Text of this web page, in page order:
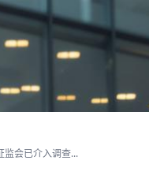
监会已介入调查...